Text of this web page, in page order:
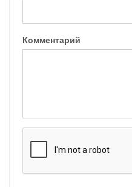
Комментарий